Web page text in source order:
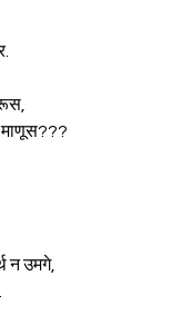
माणूस???
न उमगे,